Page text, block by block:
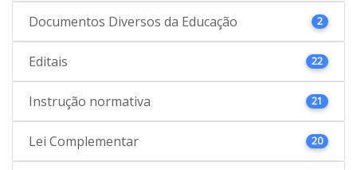
Documentos Diversos da Educação 2
Editais 22
Instrução normativa 21
Lei Complementar 20